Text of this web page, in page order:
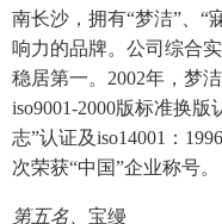
南长沙，拥有“梦洁”、“
响力的品牌。公司综合
稳居第一。2002年，梦
iso9001-2000版标准换
志”认证及iso14001：
次荣获“中国”企业称号。
第五名、 宝缦